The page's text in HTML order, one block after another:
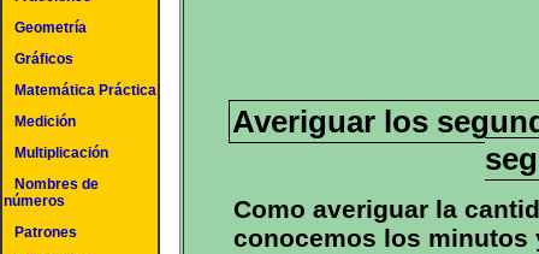
Geometría
Gráficos
Matemática Práctica
Medición
Multiplicación
Nombres de
números
Patrones
Averiguar los
Como averiguar la
conocemos los minutos